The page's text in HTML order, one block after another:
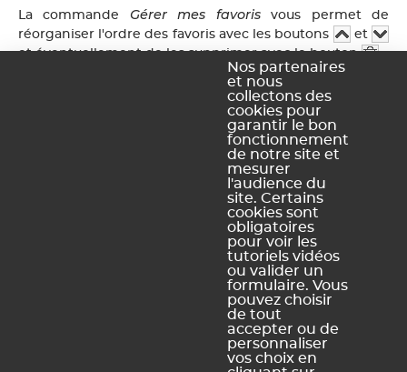
La commande Gérer mes favorisvous permet de
réorganiser l'ordre des favoris avec les boutons
et
et éventuellement de les supprimer avec le bouton
.
Ce contenu vous a été utile ?
Pas vraiment
https://docs.index-education.com/docs_fr/fr-edt-
Nos partenaires
et nous
collectons des
cookies pour
garantir le bon
fonctionnement
de notre site et
mesurer
l'audience du
site. Certains
cookies sont
obligatoires
pour voir les
tutoriels vidéos
ou valider un
formulaire. Vous
pouvez choisir
de tout
accepter ou de
personnaliser
vos choix en